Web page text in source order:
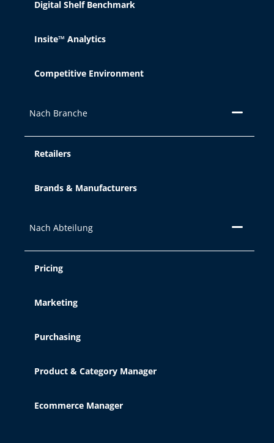
Digital Shelf Benchmark
Insite™ Analytics
Competitive Environment
Nach Branche
Retailers
Brands & Manufacturers
Nach Abteilung
Pricing
Marketing
Purchasing
Product & Category Manager
Ecommerce Manager